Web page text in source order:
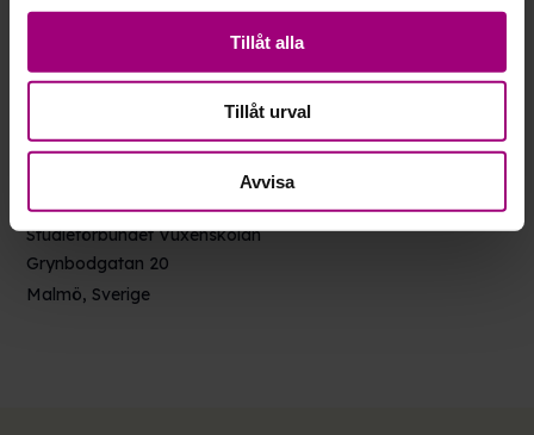
Tillåt alla
Tillåt urval
Avvisa
VENUE
Studieförbundet Vuxenskolan
Grynbodgatan 20
Malmö, Sverige